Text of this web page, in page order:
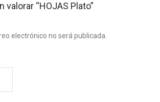
valorar “HOJAS Plato”
electrónico no será publicada.